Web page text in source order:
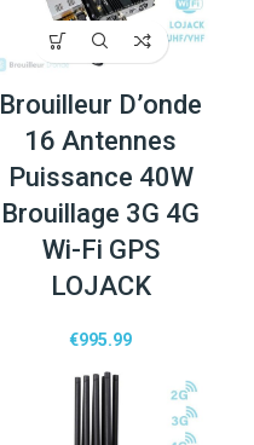
Brouilleur D’onde
16 Antennes
Puissance 40W
Brouillage 3G 4G
Wi-Fi GPS
LOJACK
€995.99